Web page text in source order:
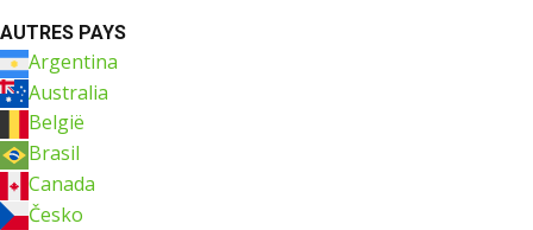
AUTRES PAYS
Argentina
Australia
België
Brasil
Canada
Česko